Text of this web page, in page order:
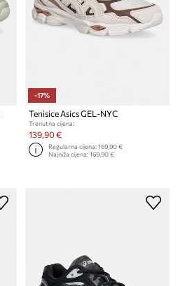
-17%
Tenisice Asics GEL-NYC
Trenutna cijena:
139,90 €
Regularna cijena:169,90 €
Najniža cijena:169,90 €